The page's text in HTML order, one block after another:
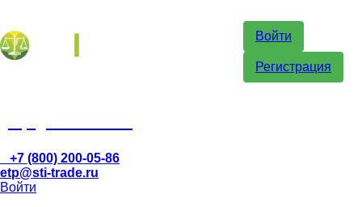
Войти
Регистрация
+7 (800) 200-05-86
etp@sti-trade.ru
Войти